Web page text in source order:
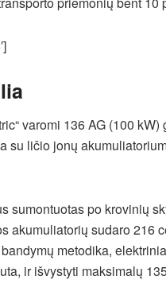
varomi 136 AG (100
su ličio jonų
sumontuotas po krovinių
akumuliatorių sudaro 216
metodika,
ir išvystyti maksimalų